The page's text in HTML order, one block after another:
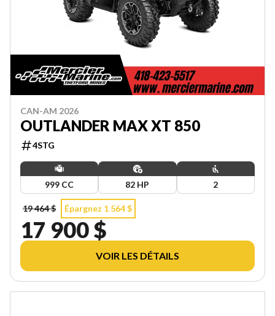
CAN-AM 2026
OUTLANDER MAX XT 850
4STG
999 CC 82 HP 2
19 464 $ Épargnez 1 564 $
17 900 $
VOIR LES DÉTAILS